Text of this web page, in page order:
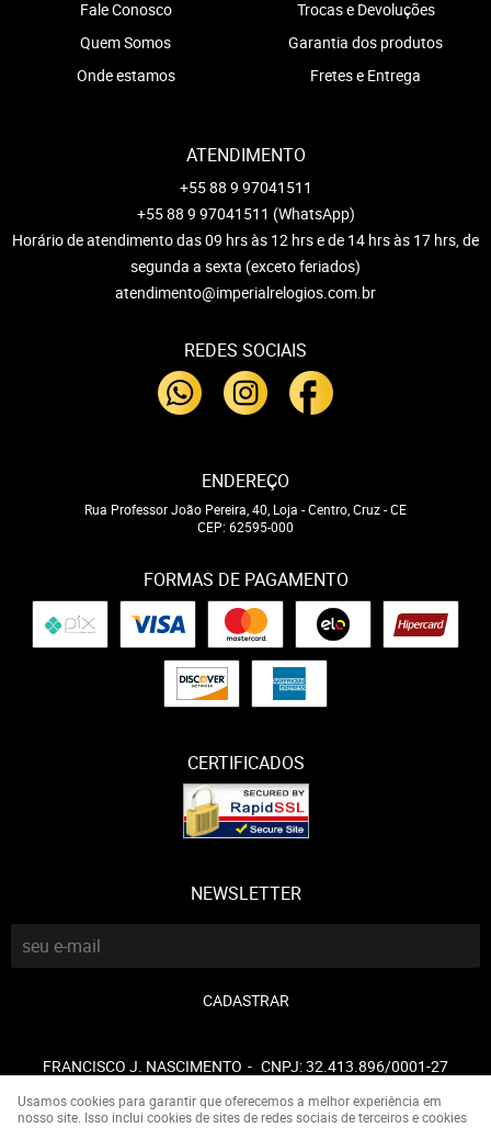
Fale Conosco
Quem Somos
Onde estamos
Trocas e Devoluções
Garantia dos produtos
Fretes e Entrega
ATENDIMENTO
+55 88 9 97041511
+55 88 9 97041511 (WhatsApp)
Horário de atendimento das 09 hrs às 12 hrs e de 14 hrs às 17 hrs, de
segunda a sexta (exceto feriados)
atendimento@imperialrelogios.com.br
REDES SOCIAIS
ENDEREÇO
Rua Professor João Pereira, 40, Loja -Centro, Cruz-CE
CEP: 62595-000
FORMAS DE PAGAMENTO
CERTIFICADOS
NEWSLETTER
CADASTRAR
FRANCISCO J. NASCIMENTO CNPJ: 32.413.896/0001-27
Usamos cookies para garantir que oferecemos a melhor experiência em
nosso site. Isso inclui cookies de sites de redes sociais de terceiros e cookies